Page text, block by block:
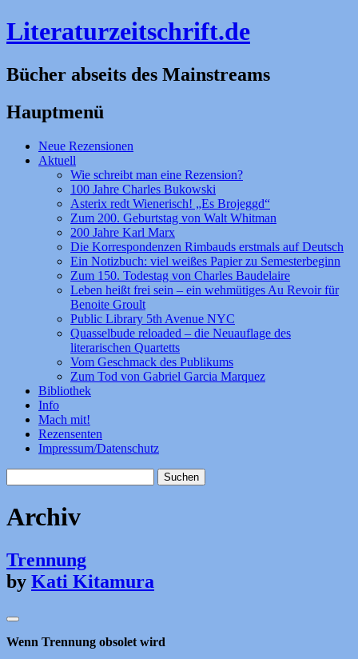
Literaturzeitschrift.de
Bücher abseits des Mainstreams
Hauptmenü
Zum
Inhalt
Neue Rezensionen
Aktuell
Wie schreibt man eine Rezension?
100 Jahre Charles Bukowski
Asterix redt Wienerisch! „Es Brojeggd“
Zum 200. Geburtstag von Walt Whitman
200 Jahre Karl Marx
Die Korrespondenzen Rimbauds erstmals auf Deutsch
Ein Notizbuch: viel weißes Papier zu Semesterbeginn
Zum 150. Todestag von Charles Baudelaire
Leben heißt frei sein – ein wehmütiges Au Revoir für
Benoite Groult
Public Library 5th Avenue NYC
Quasselbude reloaded – die Neuauflage des
literarischen Quartetts
Vom Geschmack des Publikums
Zum Tod von Gabriel Garcia Marquez
Bibliothek
Info
Mach mit!
Rezensenten
Impressum/Datenschutz
nach:
Archiv
Trennung
by Kati Kitamura
Wenn Trennung obsolet wird